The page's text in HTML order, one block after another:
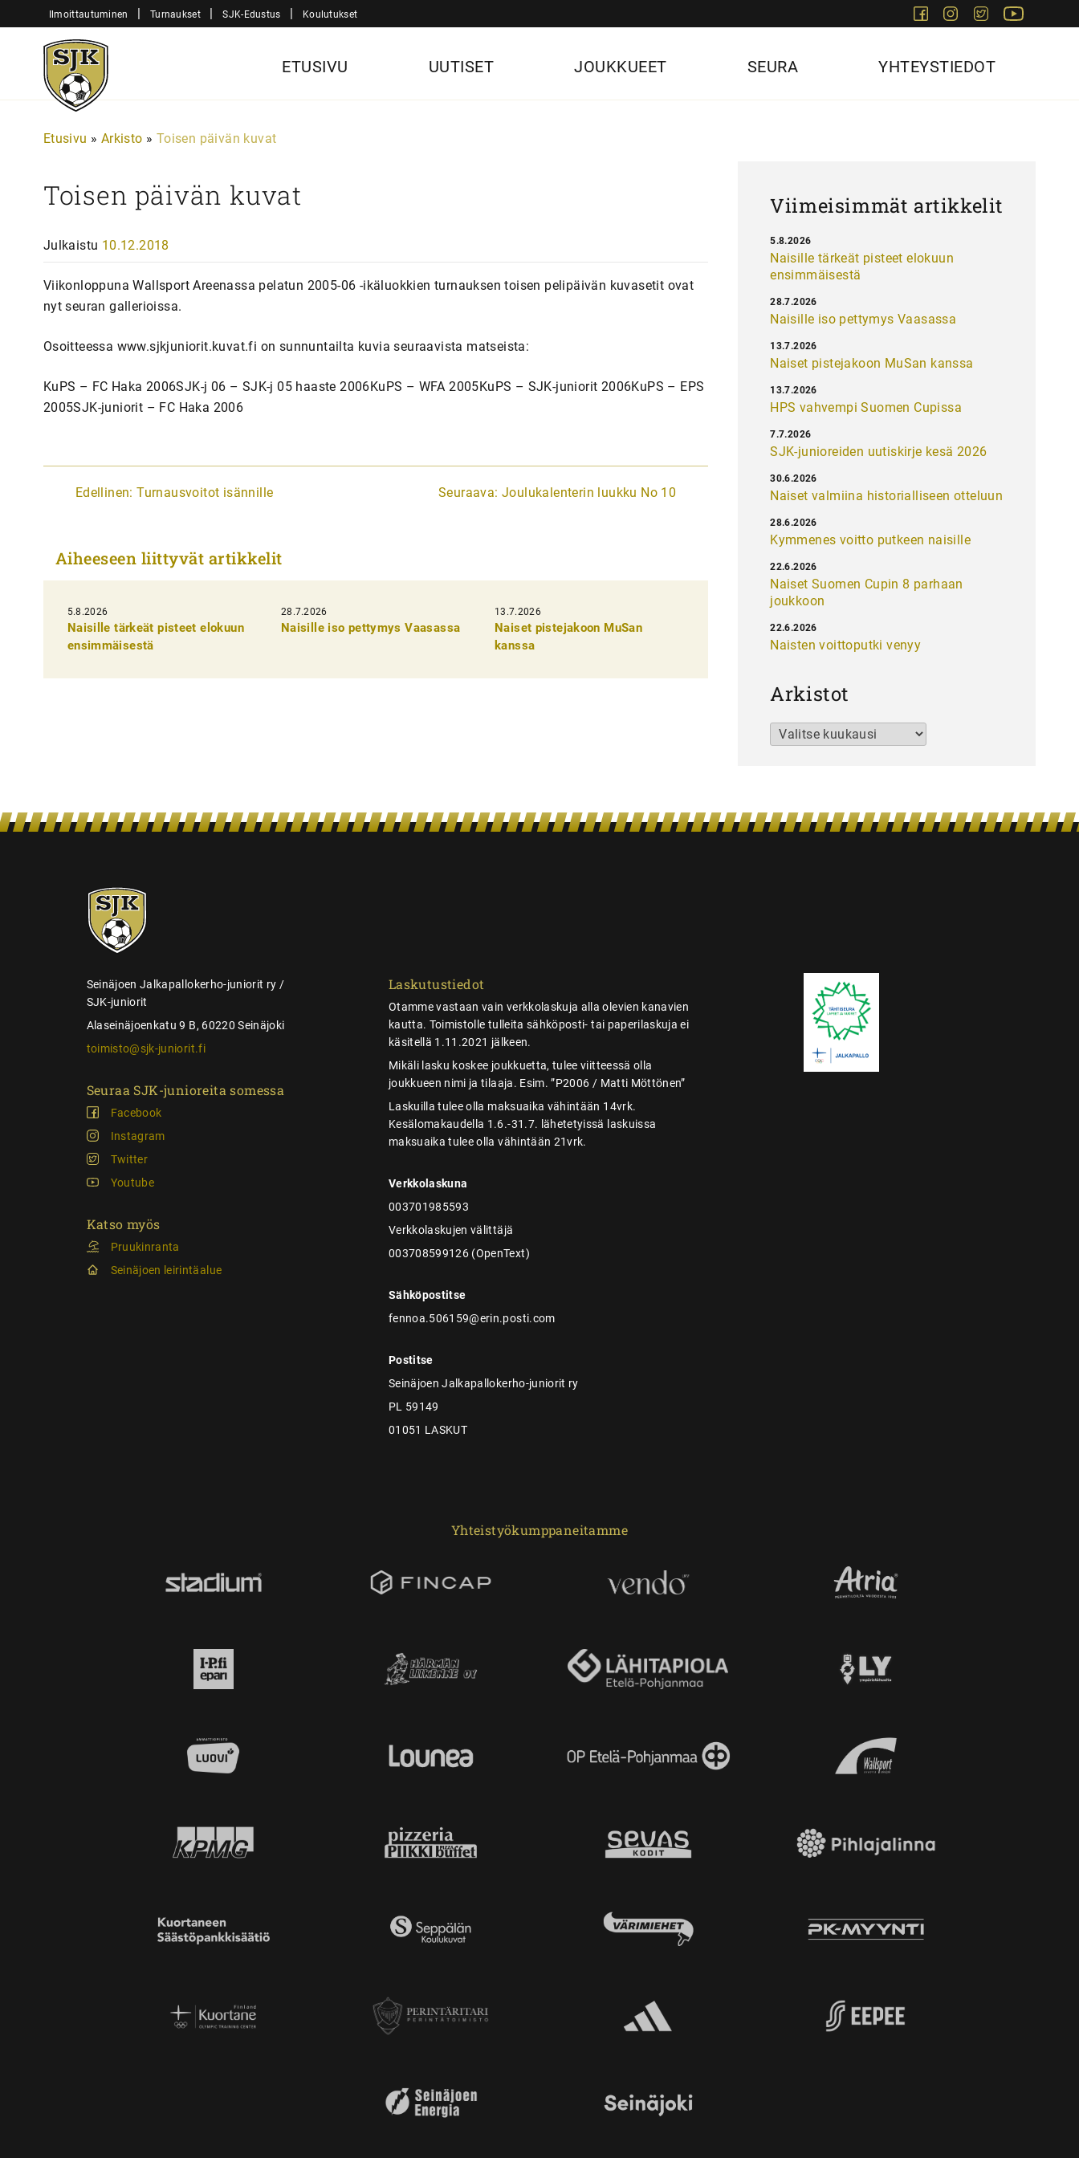
sisältöön
Ilmoittautuminen | Turnaukset | SJK-Edustus | Koulutukset FacebookInstagram
Twitter
Sjk-
Juniorit
ETUSIVU UUTISET JOUKKUEET SEURA YHTEYSTIEDOT
Etusivu » Arkisto » Toisen päivän kuvat
Toisen päivän kuvat
Julkaistu 10.12.2018
Viikonloppuna Wallsport Areenassa pelatun 2005-06 -ikäluokkien turnauksen toisen pelipäivän kuvasetit ovat
nyt seuran gallerioissa.
Osoitteessa www.sjkjuniorit.kuvat.fi on sunnuntailta kuvia seuraavista matseista:
KuPS – FC Haka 2006SJK-j 06 – SJK-j 05 haaste 2006KuPS – WFA 2005KuPS – SJK-juniorit 2006KuPS – EPS
2005SJK-juniorit – FC Haka 2006
A
i
k
e
l
Edellinen: Turnausvoitot isännille Seuraava: Joulukalenterin luukku No 10
Aiheeseen liittyvät artikkelit
5.8.2026
Naisille tärkeät pisteet elokuun
ensimmäisestä
28.7.2026
Naisille iso pettymys Vaasassa
13.7.2026
Naiset pistejakoon MuSan
kanssa
Viimeisimmät artikkelit
Naisille tärkeät pisteet elokuun
ensimmäisestä
5.8.2026
Naisille iso pettymys Vaasassa
28.7.2026
Naiset pistejakoon MuSan kanssa
13.7.2026
HPS vahvempi Suomen Cupissa
13.7.2026
SJK-junioreiden uutiskirje kesä 2026
7.7.2026
Naiset valmiina historialliseen otteluun
30.6.2026
Kymmenes voitto putkeen naisille
28.6.2026
Naiset Suomen Cupin 8 parhaan
joukkoon
22.6.2026
Naisten voittoputki venyy
22.6.2026
Arkistot
Arkistot
SJK-
juniorit
Seinäjoen Jalkapallokerho-juniorit ry /
SJK-juniorit
Alaseinäjoenkatu 9 B, 60220 Seinäjoki
toimisto@sjk-juniorit.fi
Seuraa SJK-junioreita somessa
Facebook
Instagram
Twitter
Youtube
Katso myös
Pruukinranta
Seinäjoen leirintäalue
Laskutustiedot
Otamme vastaan vain verkkolaskuja alla olevien kanavien
kautta. Toimistolle tulleita sähköposti- tai paperilaskuja ei
käsitellä 1.11.2021 jälkeen.
Mikäli lasku koskee joukkuetta, tulee viitteessä olla
joukkueen nimi ja tilaaja. Esim. ”P2006 / Matti Möttönen”
Laskuilla tulee olla maksuaika vähintään 14vrk.
Kesälomakaudella 1.6.-31.7. lähetetyissä laskuissa
maksuaika tulee olla vähintään 21vrk.
Verkkolaskuna
003701985593
Verkkolaskujen välittäjä
003708599126 (OpenText)
Sähköpostitse
fennoa.506159@erin.posti.com
Postitse
Seinäjoen Jalkapallokerho-juniorit ry
PL 59149
01051 LASKUT
Yhteistyökumppaneitamme